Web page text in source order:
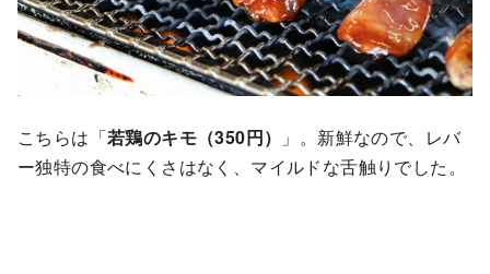
こちらは「若鶏のキモ（350円）
」。新鮮なので、レバ
ー独特の食べにくさはなく、マイルドな舌触りでした。